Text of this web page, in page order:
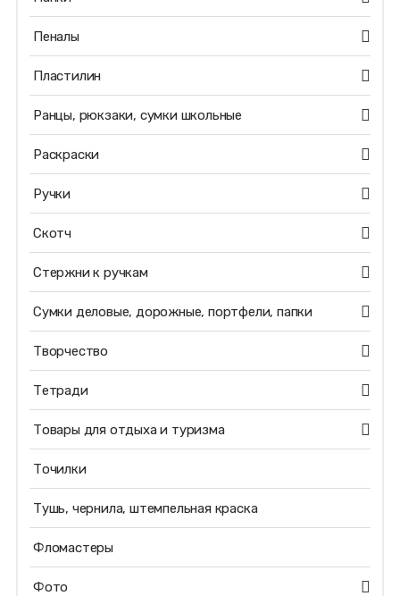
Пеналы
Пластилин
Ранцы, рюкзаки, сумки школьные
Раскраски
Ручки
Скотч
Стержни к ручкам
Сумки деловые, дорожные, портфели, папки
Творчество
Тетради
Товары для отдыха и туризма
Точилки
Тушь, чернила, штемпельная краска
Фломастеры
Фото